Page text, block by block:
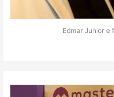
Edmar Junior e